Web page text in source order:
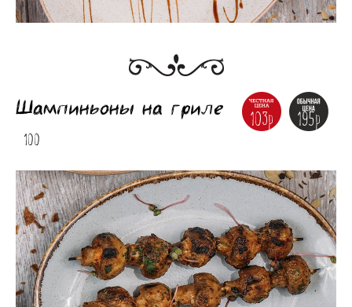
195р
103р
Шампиньоны на гриле
100